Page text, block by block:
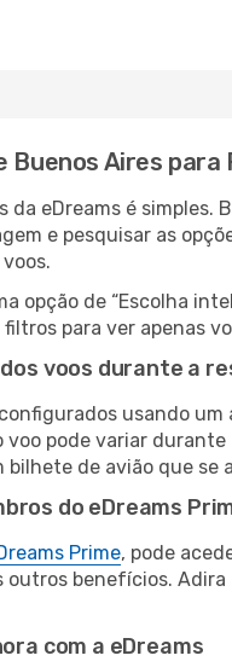
Buenos Aires para
da eDreams é
e pesquisar as
opção de “Escolha
filtros para ver apenas
voos durante a
usando
pode variar durante
de avião que se
do eDreams
Prime, pode
benefícios.
com a eDreams